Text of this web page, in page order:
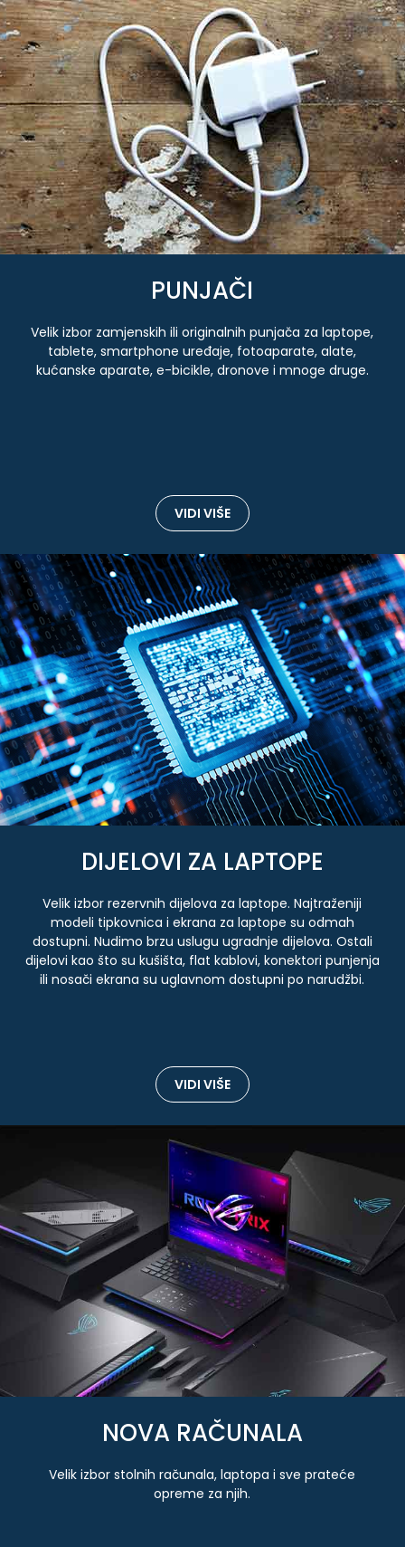
PUNJAČI
Velik izbor zamjenskih ili originalnih punjača za laptope,
tablete, smartphone uređaje, fotoaparate, alate,
kućanske aparate, e-bicikle, dronove i mnoge druge.
VIDI VIŠE
DIJELOVI ZA LAPTOPE
Velik izbor rezervnih dijelova za laptope. Najtraženiji
modeli tipkovnica i ekrana za laptope su odmah
dostupni. Nudimo brzu uslugu ugradnje dijelova. Ostali
dijelovi kao što su kušišta, flat kablovi, konektori punjenja
ili nosači ekrana su uglavnom dostupni po narudžbi.
VIDI VIŠE
NOVA RAČUNALA
Velik izbor stolnih računala, laptopa i sve prateće
opreme za njih.